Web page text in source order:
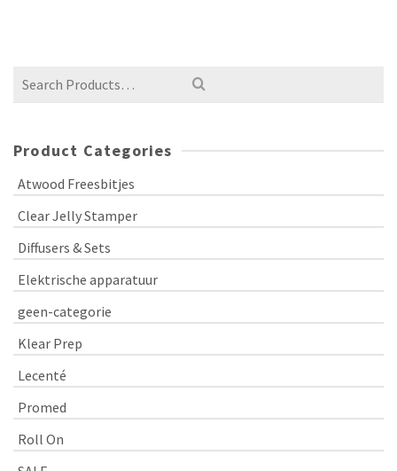
Product Categories
Atwood Freesbitjes
Clear Jelly Stamper
Diffusers & Sets
Elektrische apparatuur
geen-categorie
Klear Prep
Lecenté
Promed
Roll On